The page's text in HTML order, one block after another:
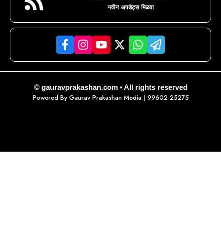
नवीन अपडेट्स मिळवा
© gauravprakashan.com • All rights reserved
Powered By Gaurav Prakashan Media| 99602 25275